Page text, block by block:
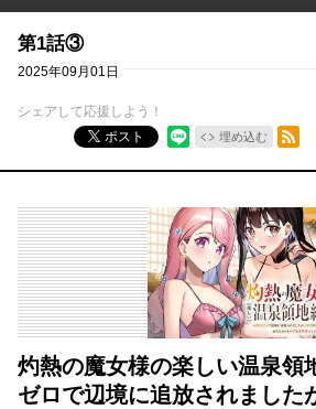
第1話③
2025年09月01日
シェアして応援しよう！
ポスト
埋め込む
RSSフィード
灼熱の魔女様の楽しい温泉
ゼロで辺境に追放されました